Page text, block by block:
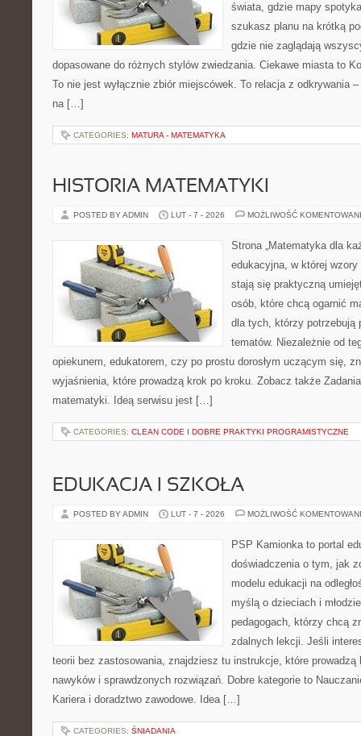
świata, gdzie mapy
szukasz planu na krótką
gdzie nie zaglądają
dopasowane do różnych stylów zwiedzania. Ciekawe miasta to
To nie jest wyłącznie zbiór miejscówek. To relacja z odkrywania
na […]
CATEGORIES: MATURA - MATEMATYKA
HISTORIA MATEMATYKI
POSTED BY ADMIN LUT - 7 - 2026 MOŻLIWOŚĆ
Strona „Matematyka dla
edukacyjna, w której
stają się praktyczną
osób, które chcą ogarnić
dla tych, którzy potrzebują
tematów. Niezależnie od
opiekunem, edukatorem, czy po prostu dorosłym uczącym się,
wyjaśnienia, które prowadzą krok po kroku. Zobacz także
matematyki. Ideą serwisu jest […]
CATEGORIES: CLEAN CODE I DOBRE PRAKTYKI PROGRAMISTYCZNE
EDUKACJA I SZKOŁA
POSTED BY ADMIN LUT - 7 - 2026 MOŻLIWOŚĆ
PSP Kamionka to portal
doświadczenia o tym, jak
modelu edukacji na
myślą o dzieciach i
pedagogach, którzy chcą
zdalnych lekcji. Jeśli
teorii bez zastosowania, znajdziesz tu instrukcje, które prowadzą
nawyków i sprawdzonych rozwiązań. Dobre kategorie to
Kariera i doradztwo zawodowe. Idea […]
CATEGORIES: ŚNIADANIA